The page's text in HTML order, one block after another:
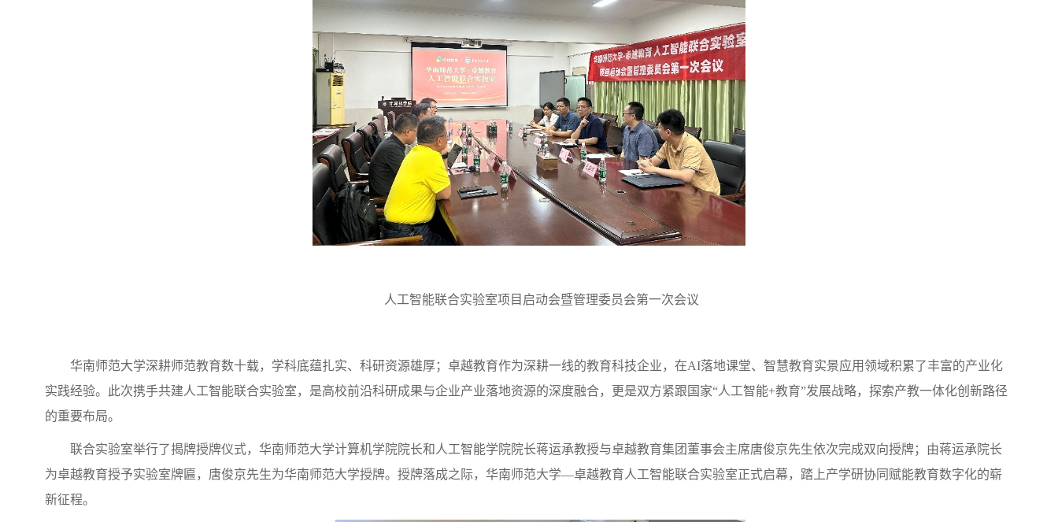
人工智能联合实验室项目启动会暨管理委员会第一次会议
华南师范大学深耕师范教育数十载，学科底蕴扎实、科研资源雄厚；卓越教育作为深耕一线的教育科技企业，在AI落地课堂、智慧教育实景应用领域积累了丰富的产业化
实践经验。此次携手共建人工智能联合实验室，是高校前沿科研成果与企业产业落地资源的深度融合，更是双方紧跟国家“人工智能+教育”发展战略，探索产教一体化创新路径
的重要布局。
联合实验室举行了揭牌授牌仪式，华南师范大学计算机学院院长和人工智能学院院长蒋运承教授与卓越教育集团董事会主席唐俊京先生依次完成双向授牌；由蒋运承院长
为卓越教育授予实验室牌匾，唐俊京先生为华南师范大学授牌。授牌落成之际，华南师范大学—卓越教育人工智能联合实验室正式启幕，踏上产学研协同赋能教育数字化的崭
新征程。